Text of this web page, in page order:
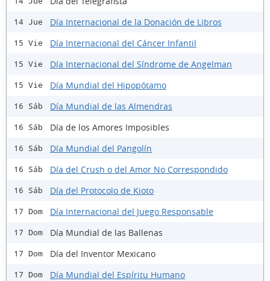
14 Jue Día Internacional de la Donación de Libros
15 Vie Día Internacional del Cáncer Infantil
15 Vie Día Internacional del Síndrome de Angelman
15 Vie Día Mundial del Hipopótamo
16 Sáb Día Mundial de las Almendras
16 Sáb Día de los Amores Imposibles
16 Sáb Día Mundial del Pangolín
16 Sáb Día del Crush o del Amor No Correspondido
16 Sáb Día del Protocolo de Kioto
17 Dom Día Internacional del Juego Responsable
17 Dom Día Mundial de las Ballenas
17 Dom Día del Inventor Mexicano
17 Dom Día Mundial del Espíritu Humano